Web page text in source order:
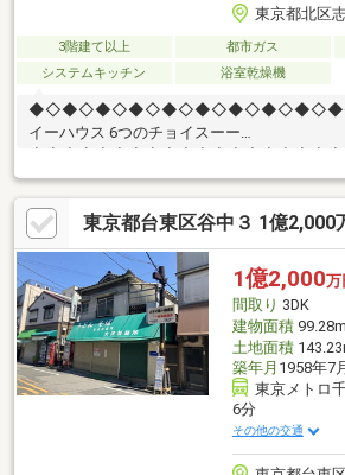
東京都北区
3階建て以上 都市ガス
システムキッチン
浴室乾燥機
◆◇◆◇◆◇◆◇◆◇◆◇◆◇◆◇◆◇◆◇◆
イーハウス 6つのチョイスーー
南北線「志茂」駅まで徒歩6分、JR「赤羽」
スーパーまで徒歩4分と利便性に恵まれたエ
分、公園徒歩1分と子育て世帯にも◎(3)家族
キッチン＆リビング階段が採用されています
ズインクロークが設置され、家族の靴をすっ
(5)玄関ホールにはセカンド洗面が設置され
います。(6)屋根付きのカースペースが1台分
自転車置き場としても活用可能。
東京都台東区谷中３ 1億2,000
1億2,000万
間取り 3DK
建物面積99.28m
土地面積
築年月 1958年7
東京メトロ
6分
その他の交通